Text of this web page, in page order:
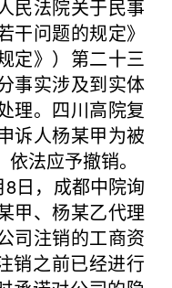
民法院关于民事
干问题的规定》
定》）第二十三
事实涉及到实体
理。四川高院复
诉人杨某甲为被
法应予撤销。
，成都中院询
甲、杨某乙代理
司注销的工商资
销之前已经进行